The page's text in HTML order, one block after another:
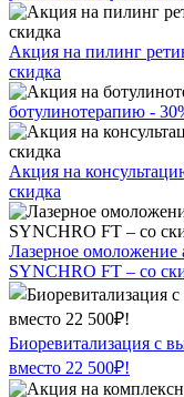
Акция на пилинг
скидка
ботулинотерапию -
Акция на
скидка
Лазерное
SYNCHRO FT – со
Биоревитализация с
вместо 22 500₽!